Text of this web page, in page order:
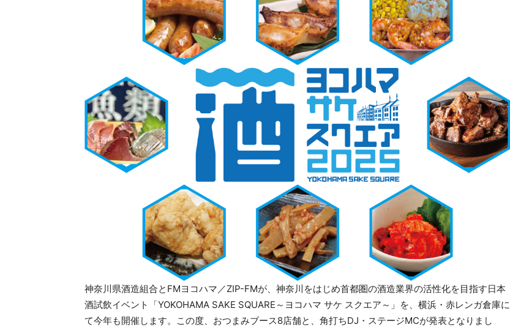
神奈川県酒造組合とFMヨコハマ／ZIP-FMが、神奈川をはじめ首都圏の酒造業界の活性化を目指す日本
酒試飲イベント「YOKOHAMA SAKE SQUARE～ヨコハマ サケ スクエア～」を、横浜・赤レンガ倉庫に
て今年も開催します。この度、おつまみブース8店舗と、角打ちDJ・ステージMCが発表となりまし